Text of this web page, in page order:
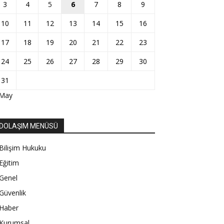
3
4 5 6 7 8
9
10
11 12 13 14 15
16
17
18 19 20 21 22
23
24
25 26 27 28 29
30
31
DOLAŞIM MENÜSÜ
Bilişim Hukuku
Eğitim
Haber